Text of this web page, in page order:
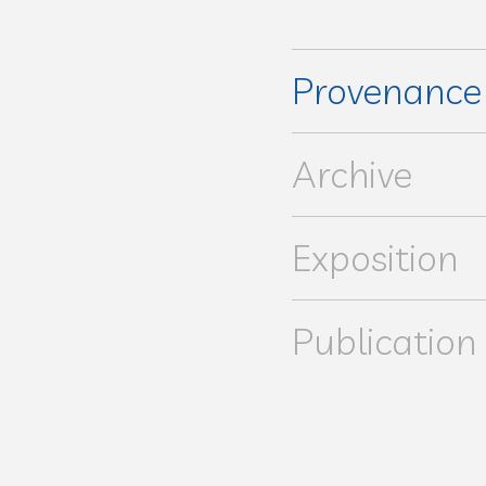
Provenance
Archive
Exposition
Publication